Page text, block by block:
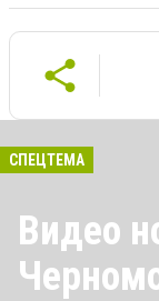
СПЕЦТЕМА
Видео